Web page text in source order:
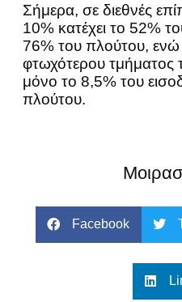
Σήμερα, σε διεθνές
10% κατέχει το 52%
76% του πλούτου,
φτωχότερου τμήματος
μόνο το 8,5% του
πλούτου.
Facebook